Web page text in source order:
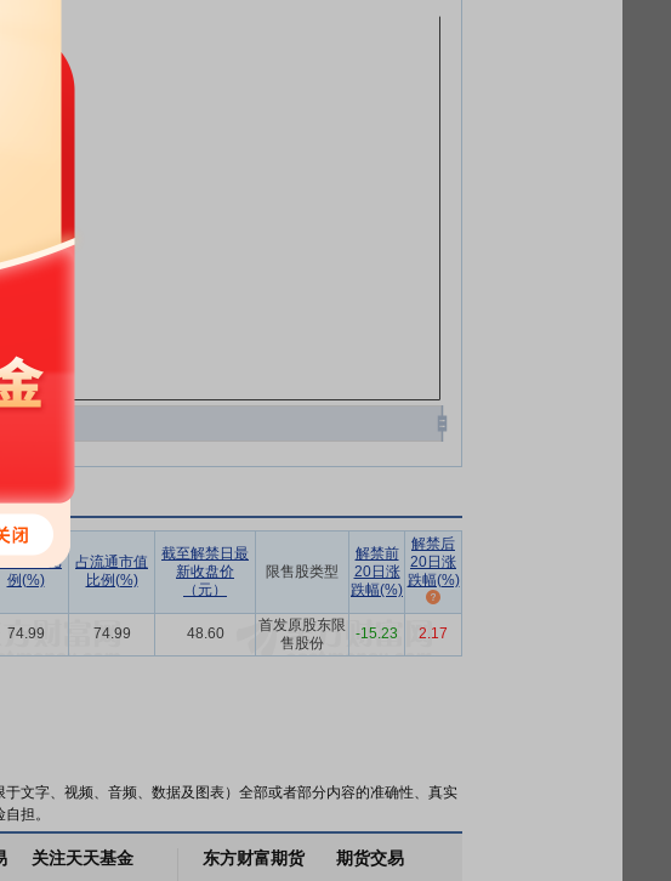
总市值比
例(%)
占流通市值
比例(%)
截至解禁日最
新收盘价
（元）
限售股类型
解禁前
20日涨
跌幅(%)
解禁后
20日涨
跌幅(%)
74.99 74.99 48.60
首发原股东限
售股份
-15.23 2.17
文字、视频、音频、数据及图表）全部或者部分内容的准确性、真实
担。
关注天天基金 东方财富期货 期货交易